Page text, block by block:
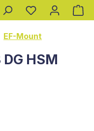
EF-Mount
HSM